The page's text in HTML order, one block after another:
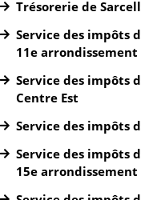
Trésorerie de
Service des impôts
11e arrondissement
Service des impôts
Centre Est
Service des impôts
Service des impôts
15e arrondissement